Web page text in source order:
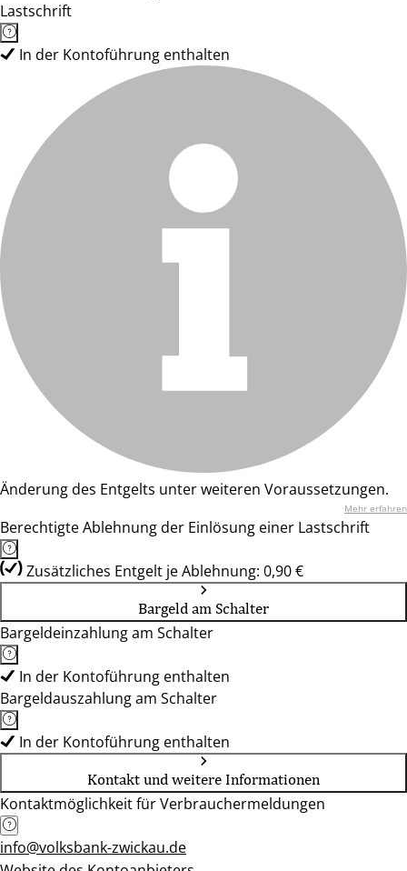
Lastschrift
In der Kontoführung enthalten
Änderung des Entgelts unter weiteren Voraussetzungen.
Mehr erfahren
Berechtigte Ablehnung der Einlösung einer Lastschrift
Zusätzliches Entgelt je Ablehnung: 0,90 €
Bargeld am Schalter
Bargeldeinzahlung am Schalter
In der Kontoführung enthalten
Bargeldauszahlung am Schalter
In der Kontoführung enthalten
Kontakt und weitere Informationen
Kontaktmöglichkeit für Verbrauchermeldungen
info@volksbank-zwickau.de